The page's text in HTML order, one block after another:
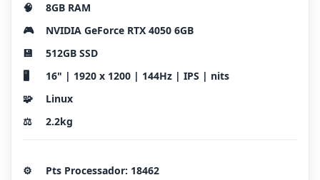
🧠
8GB RAM
🎮
NVIDIA GeForce RTX 4050 6GB
💾
512GB SSD
🖥️
16" | 1920 x 1200 | 144Hz | IPS | nits
🧩
Linux
⚖️
2.2kg
⚙️
Pts Processador: 18462